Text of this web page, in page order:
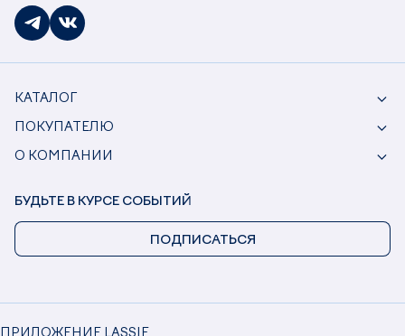
КАТАЛОГ
ПОКУПАТЕЛЮ
О КОМПАНИИ
ПРИЛОЖЕНИЕ LASSIE
БУДЬТЕ В КУРСЕ СОБЫТИЙ
ПОДПИСАТЬСЯ